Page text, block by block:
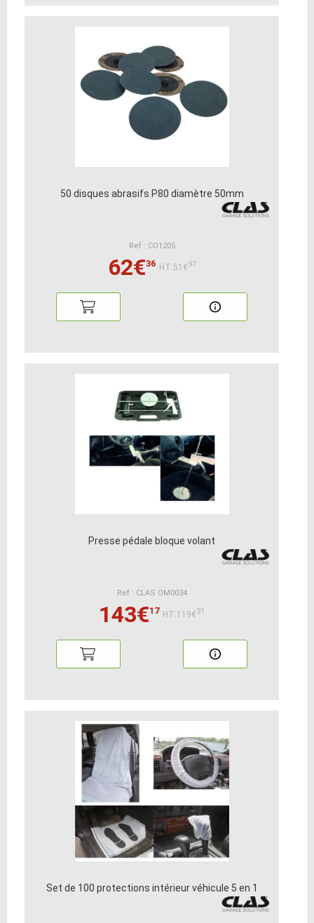
50 disques abrasifs P80 diamètre 50mm
Ref : CO1205
62€36 HT:51€97
Presse pédale bloque volant
Ref : CLAS OM0034
143€17 HT:119€31
Set de 100 protections intérieur véhicule 5 en 1